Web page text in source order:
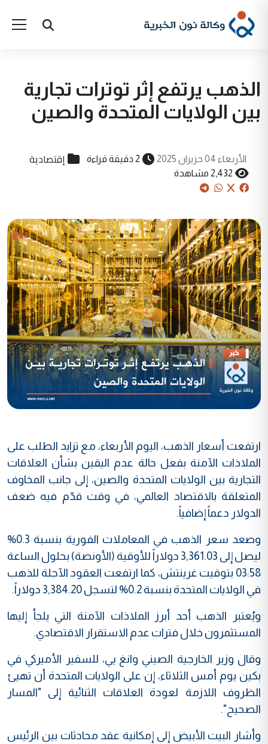
الذهب يرتفع إثر توترات تجارية
بين الولايات المتحدة والصين
الأربعاء 04 حزيران 2025 2 دقيقة قراءة إقتصادية
2,432 مشاهدة
ارتفعت أسعار الذهب، اليوم الأربعاء، مع تزايد الطلب على
الملاذات الآمنة بفعل حالة عدم اليقين بشأن العلاقات
التجارية بين الولايات المتحدة والصين، إلى جانب المخاوف
المتعلقة بالاقتصاد العالمي، في وقت قدّم فيه ضعف
الدولار دعماً إضافياً.
وصعد سعر الذهب في المعاملات الفورية بنسبة 0.3%
ليصل إلى 3,361.03 دولاراً للأوقية (الأونصة) بحلول الساعة
03:58 بتوقيت غرينتش، كما ارتفعت العقود الآجلة للذهب
في الولايات المتحدة بنسبة 0.2% لتسجل 3,384.20 دولاراً.
ويُعتبر الذهب أحد أبرز الملاذات الآمنة التي يلجأ إليها
المستثمرون خلال فترات عدم الاستقرار الاقتصادي.
وقال وزير الخارجية الصيني وانغ يي، للسفير الأميركي في
بكين يوم أمس الثلاثاء، إن على الولايات المتحدة أن تهيئ
الظروف اللازمة لعودة العلاقات الثنائية إلى "المسار
الصحيح".
وأشار البيت الأبيض إلى إمكانية عقد محادثات بين الرئيس